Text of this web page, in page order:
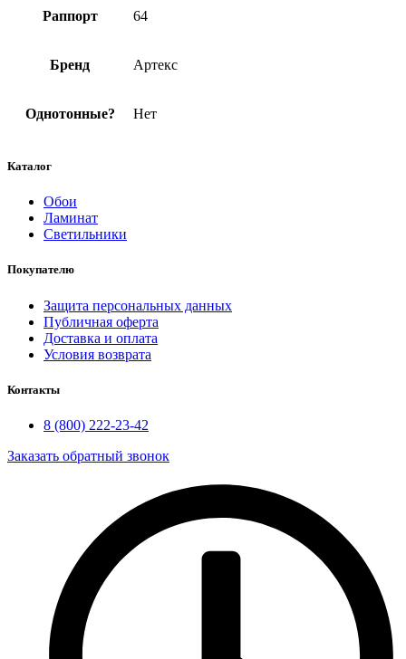
Раппорт 64
Бренд Артекс
Однотонные? Нет
Каталог
Обои
Ламинат
Светильники
Покупателю
Защита персональных данных
Публичная оферта
Доставка и оплата
Условия возврата
Контакты
8 (800) 222-23-42
Заказать обратный звонок